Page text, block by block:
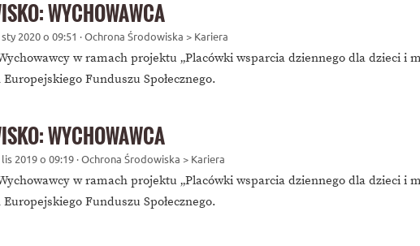
WYCHOWAWCA
sty 2020 o 09:51 · Ochrona Środowiska > Kariera
w ramach projektu „Placówki wsparcia dziennego dla dzieci i
Funduszu Społecznego.
WYCHOWAWCA
lis 2019 o 09:19 · Ochrona Środowiska > Kariera
w ramach projektu „Placówki wsparcia dziennego dla dzieci i
Funduszu Społecznego.